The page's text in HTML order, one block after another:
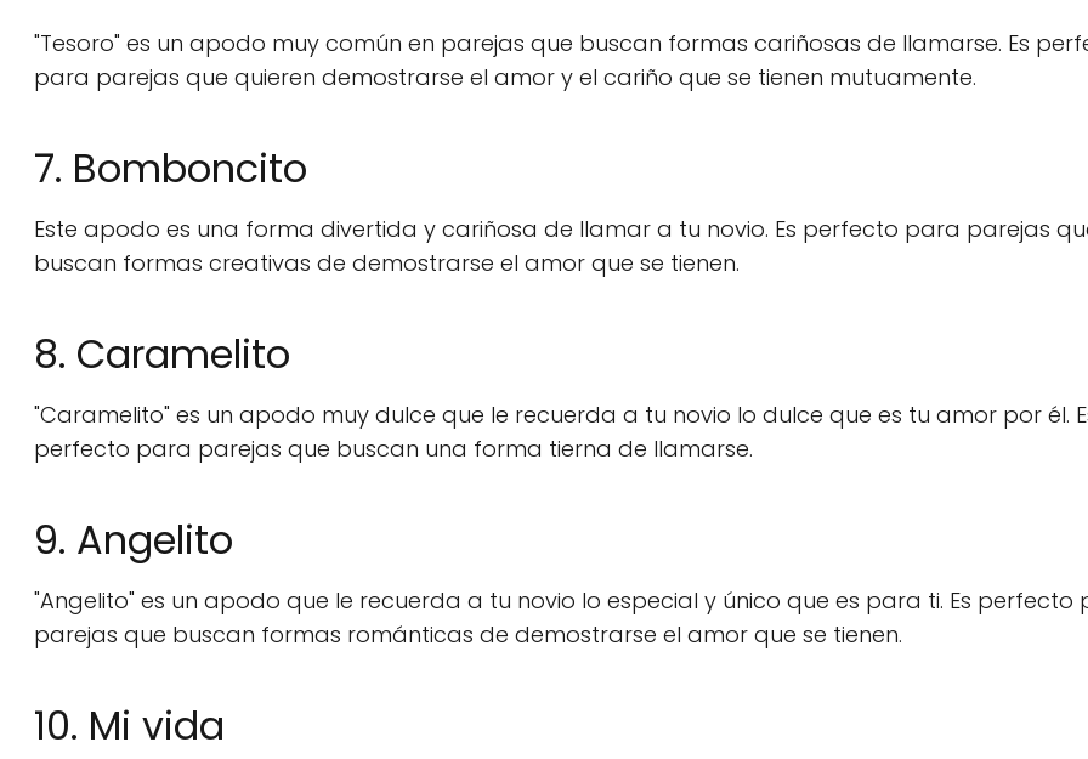
"Tesoro" es un apodo muy común en parejas que buscan formas cariñosas de llamarse. Es
para parejas que quieren demostrarse el amor y el cariño que se tienen mutuamente.
7. Bomboncito
Este apodo es una forma divertida y cariñosa de llamar a tu novio. Es perfecto para parejas
buscan formas creativas de demostrarse el amor que se tienen.
8. Caramelito
"Caramelito" es un apodo muy dulce que le recuerda a tu novio lo dulce que es tu amor por él.
perfecto para parejas que buscan una forma tierna de llamarse.
9. Angelito
"Angelito" es un apodo que le recuerda a tu novio lo especial y único que es para ti. Es perfecto
parejas que buscan formas románticas de demostrarse el amor que se tienen.
10. Mi vida